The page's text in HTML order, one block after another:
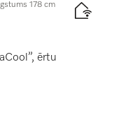
178 cm
ērtu
etiķete